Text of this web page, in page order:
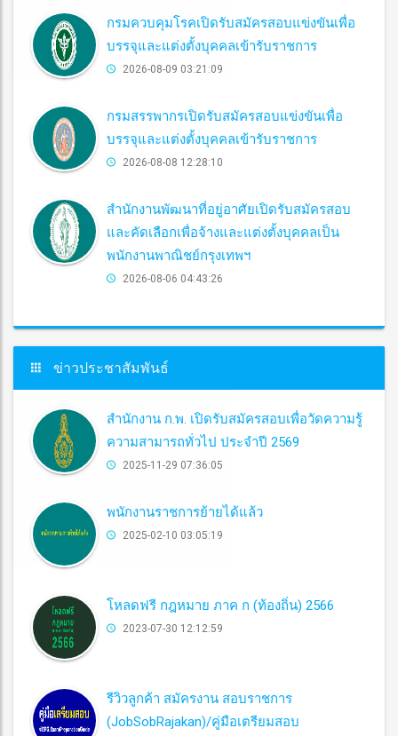
กรมควบคุมโรคเปิดรับสมัครสอบแข่งขันเพื่อ
บรรจุและแต่งตั้งบุคคลเข้ารับราชการ
2026-08-09 03:21:09
กรมสรรพากรเปิดรับสมัครสอบแข่งขันเพื่อ
บรรจุและแต่งตั้งบุคคลเข้ารับราชการ
2026-08-08 12:28:10
สำนักงานพัฒนาที่อยู่อาศัยเปิดรับสมัครสอบ
และคัดเลือกเพื่อจ้างและแต่งตั้งบุคคลเป็น
พนักงานพาณิชย์กรุงเทพฯ
2026-08-06 04:43:26
ข่าวประชาสัมพันธ์
สำนักงาน ก.พ. เปิดรับสมัครสอบเพื่อวัดความรู้
ความสามารถทั่วไป ประจำปี 2569
2025-11-29 07:36:05
พนักงานราชการย้ายได้แล้ว
2025-02-10 03:05:19
โหลดฟรี กฎหมาย ภาค ก (ท้องถิ่น) 2566
2023-07-30 12:12:59
รีวิวลูกค้า สมัครงาน สอบราชการ
(JobSobRajakan)/คู่มือเตรียมสอบ